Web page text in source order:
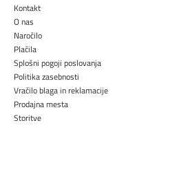
Kontakt
O nas
Naročilo
Plačila
Splošni pogoji poslovanja
Politika zasebnosti
Vračilo blaga in reklamacije
Prodajna mesta
Storitve